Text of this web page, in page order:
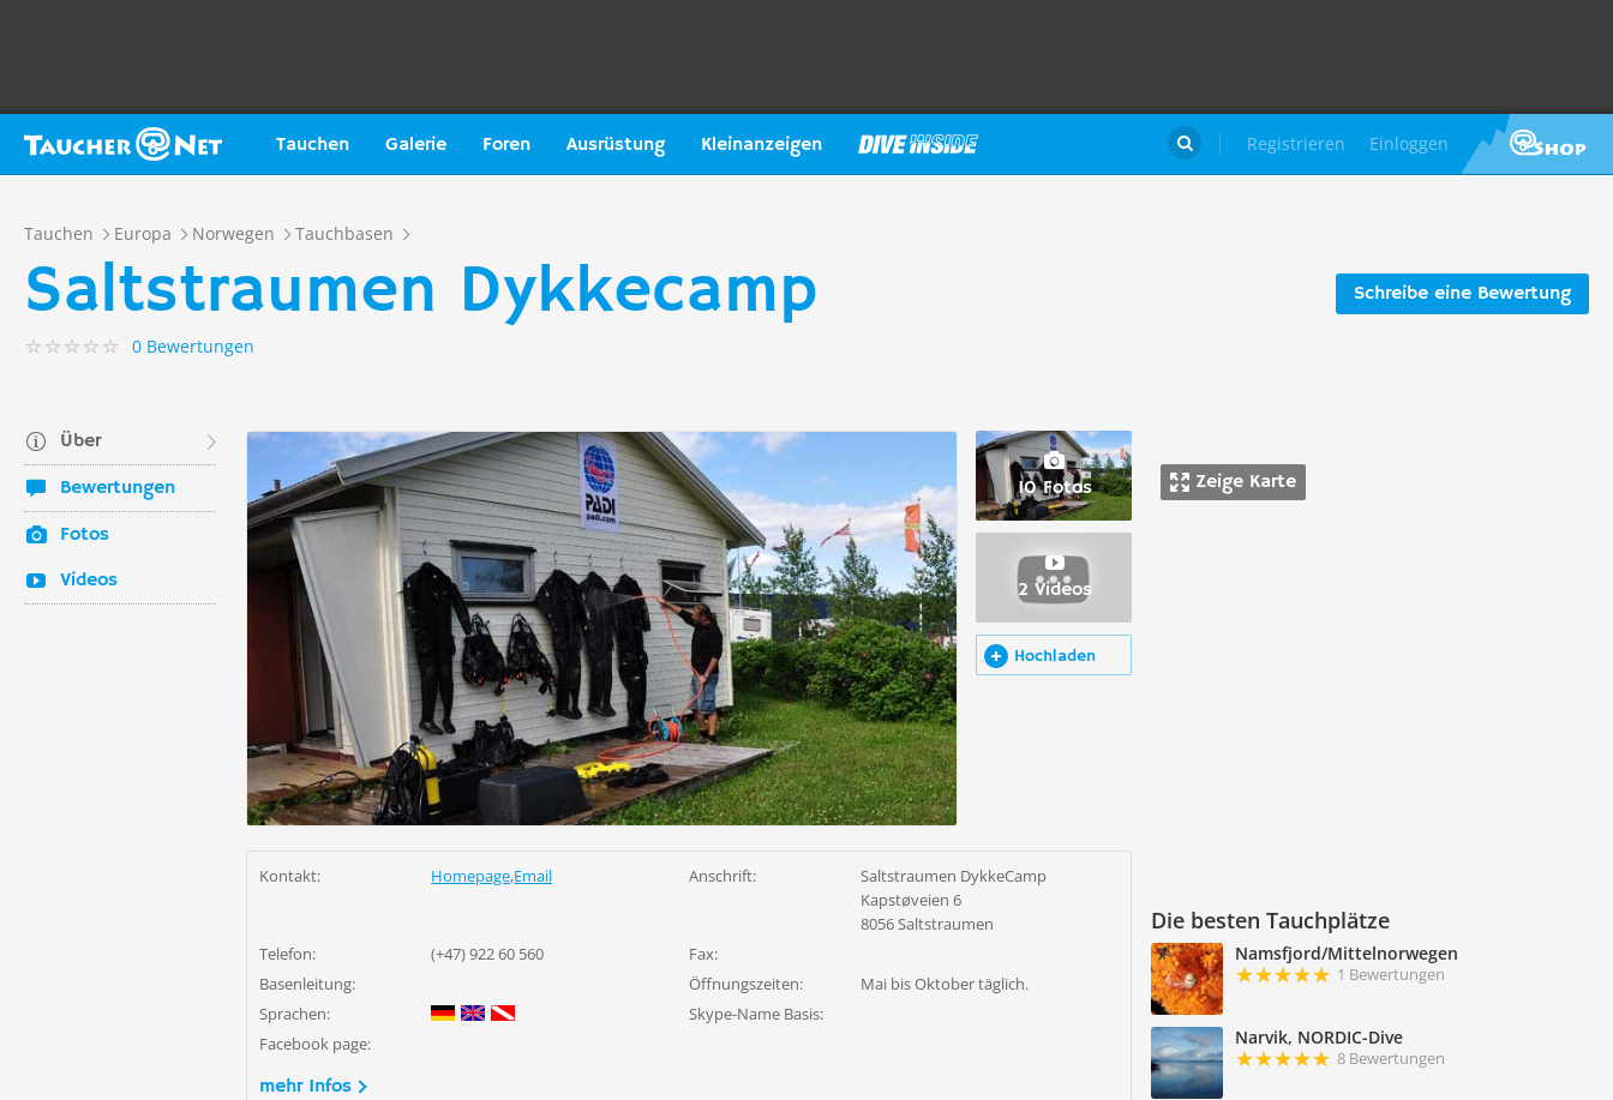
Tauchen Galerie Foren Ausrüstung Kleinanzeigen Registrieren Einloggen

Tauchen Europa Norwegen Tauchbasen
Schreibe eine Bewertung
Saltstraumen Dykkecamp
0 Bewertungen
Über
Bewertungen
Fotos
Videos
Zeige Karte
Die besten Tauchplätze
Namsfjord/Mittelnorwegen
1 Bewertungen
Narvik, NORDIC-Dive
8 Bewertungen
10 Fotos
2 Videos
Hochladen
Kontakt: Homepage,Email Anschrift:
Saltstraumen DykkeCamp
Kapstøveien 6
8056 Saltstraumen
Telefon:
(+47) 922 60 560
Fax:
Basenleitung:
Öffnungszeiten:
Mai bis Oktober täglich.
Sprachen:
Skype-Name Basis:
Facebook page:
mehr Infos